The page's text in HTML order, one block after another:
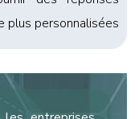
plus personnalisées.